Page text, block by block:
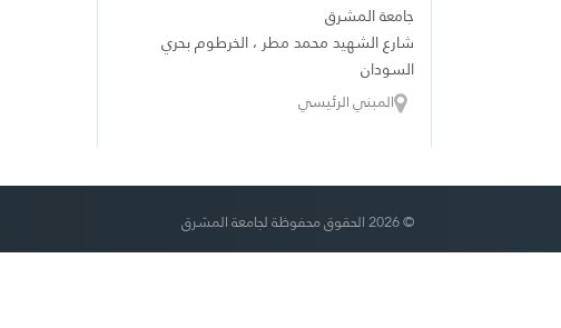
جامعة المشرق
شارع الشهيد محمد مطر ، الخرطوم بحري
السودان
المبني الرئيسي
© 2026 الحقوق محفوظة لجامعة المشرق